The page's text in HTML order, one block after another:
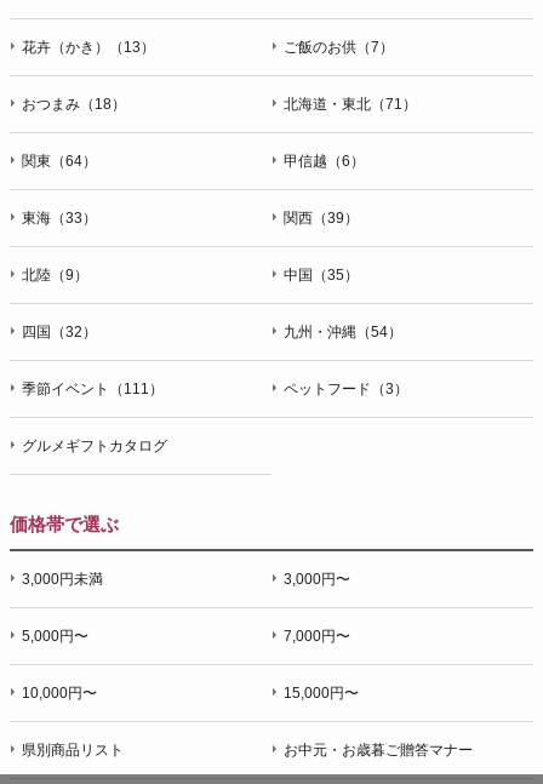
花卉（かき）（13） ご飯のお供（7）
おつまみ（18） 北海道・東北（71）
関東（64） 甲信越（6）
東海（33） 関西（39）
北陸（9） 中国（35）
四国（32） 九州・沖縄（54）
季節イベント（111） ペットフード（3）
グルメギフトカタログ
価格帯で選ぶ
3,000円未満 3,000円〜
5,000円〜 7,000円〜
10,000円〜 15,000円〜
県別商品リスト お中元・お歳暮ご贈答マナー